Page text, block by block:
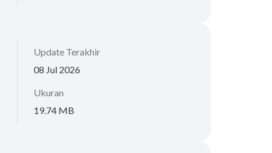
Update Terakhir
08 Jul 2026
Ukuran
19.74 MB